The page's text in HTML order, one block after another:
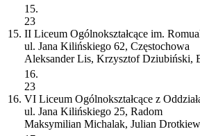
15.
15.
23
II Liceum Ogólnokształcące im.
ul. Jana Kilińskiego 62, Częstochowa
Aleksander Lis, Krzysztof Dziubiński,
16.
16.
23
VI Liceum Ogólnokształcące z
ul. Jana Kilińskiego 25, Radom
Maksymilian Michalak, Julian